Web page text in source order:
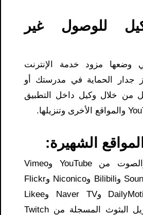
للوصول غير
وضعها مزود خدمة الإنترنت
جدار الحماية في مدرستك أو
من خلال وكيل داخل التطبيق
الشهيرة:
احفظ الفيديو والصوت من YouTube وVimeo
وTikTok وSoundCloud وBilibili وNiconico وFlickr
وFacebook وDailyMotion وNaver TV وLikee
وTumblr. قم بتنزيل البثوث المسجلة من Twitch